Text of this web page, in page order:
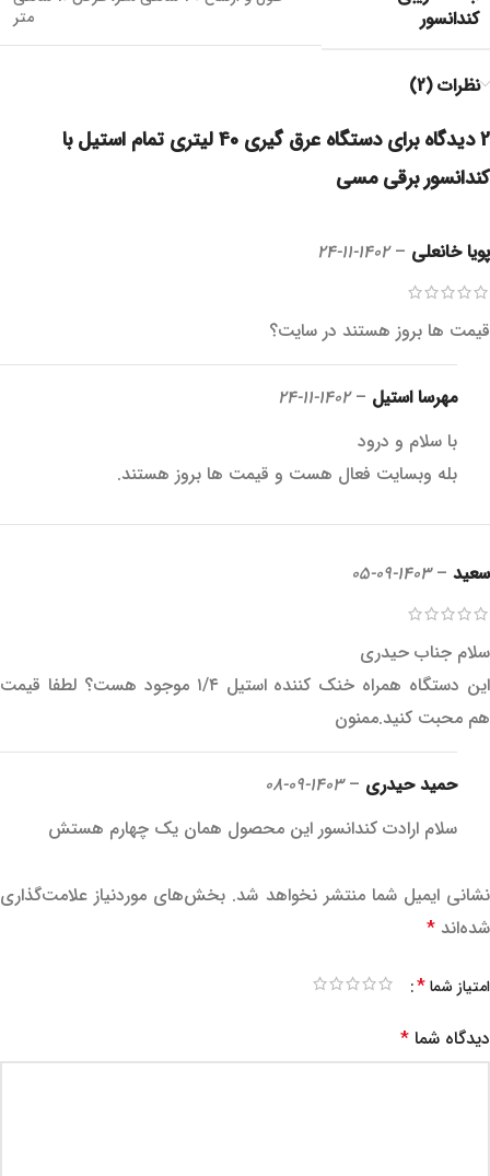
کندانسور
متر
نظرات (2)
2 دیدگاه برای
دستگاه عرق گیری 40 لیتری تمام استیل با
کندانسور برقی مسی
پویا خانعلی –
1402-11-24
قیمت ها بروز هستند در سایت؟
مهرسا استیل –
1402-11-24
با سلام و درود
بله وبسایت فعال هست و قیمت ها بروز هستند.
سعید –
1403-09-05
سلام جناب حیدری
این دستگاه همراه خنک کننده استیل ۱/۴ موجود هست؟ لطفا قیمت
هم محبت کنید.ممنون
حمید حیدری –
1403-09-08
سلام ارادت کندانسور این محصول همان یک چهارم هستش
نشانی ایمیل شما منتشر نخواهد شد. بخش‌های موردنیاز علامت‌گذاری
شده‌اند *
امتیاز شما*
دیدگاه شما *